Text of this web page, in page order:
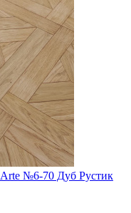
№6-70 Дуб Рустик